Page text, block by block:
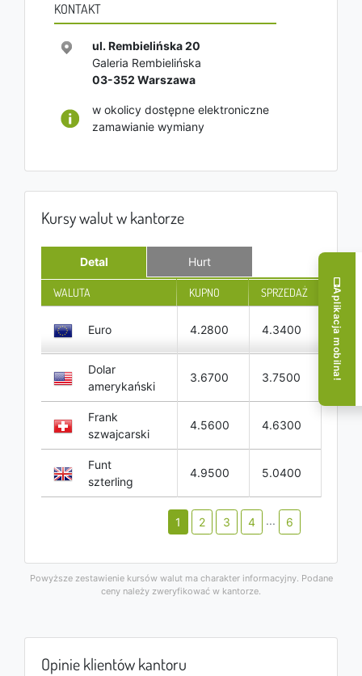
KONTAKT
ul. Rembielińska 20
Galeria Rembielińska
03-352 Warszawa
w okolicy dostępne elektroniczne
zamawianie wymiany
Kursy walut w kantorze
Detal Hurt
WALUTA KUPNO SPRZEDAŻ
Euro 4.2800 4.3400
Dolar
amerykański
3.6700 3.7500
Frank
szwajcarski
4.5600 4.6300
Funt
szterling
4.9500 5.0400
1 2 3 4 ... 6
Powyższe zestawienie kursów walut ma charakter informacyjny. Podane
ceny należy zweryfikować w kantorze.
Opinie klientów kantoru
Aplikacja mobilna!